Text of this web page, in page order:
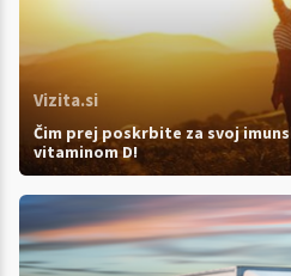
Vizita.si
Čim prej poskrbite za svoj
vitaminom D!